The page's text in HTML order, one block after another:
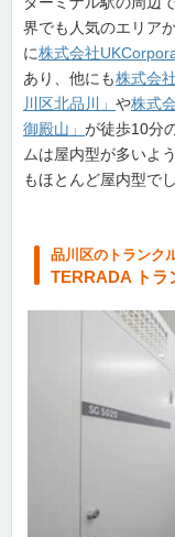
界でも人気のエリア
に株式会社
あり、他にも株式会
川区北品川」 や株式
御殿山」 が徒歩10分
ムは屋内型が多いよ
もほとんど屋内型でし
品川区のトランク
TERRADA トラ